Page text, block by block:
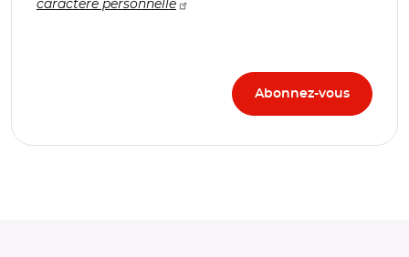
caractère personnelle